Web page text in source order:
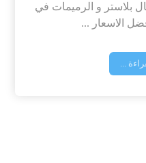
بلاستر و الرميمات في
الاسعار ...
...